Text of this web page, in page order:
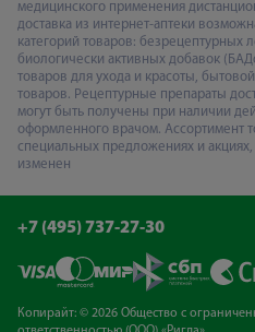
медицинского применения
доставка из интернет-аптеки
категорий товаров: безрецептурных
биологически активных добавок
товаров для ухода и красоты,
товаров. Рецептурные препараты
могут быть получены при наличии
оформленного врачом. Ассортимент
специальных предложениях и
изменен
+7 (495) 737-27-30
Копирайт: © 2026 Общество с